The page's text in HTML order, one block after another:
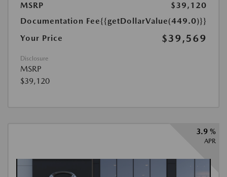
MSRP
$39,120
Documentation Fee{{getDollarValue(449.0)}}
Your Price
$39,569
Disclosure
MSRP
$39,120
3.9 %
APR